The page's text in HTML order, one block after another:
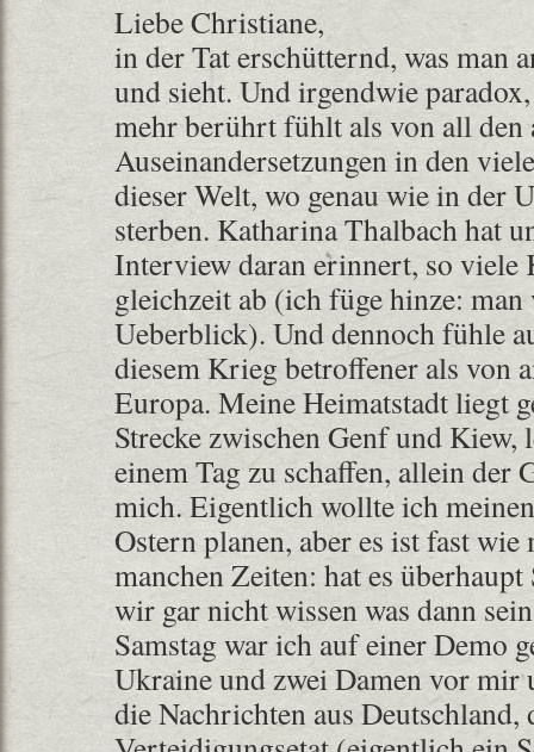
Liebe Christiane,
in der Tat erschütternd, was man
und sieht. Und irgendwie
mehr berührt fühlt als von all den
Auseinandersetzungen in den
dieser Welt, wo genau wie in der
sterben. Katharina Thalbach hat
Interview daran erinnert, so viele
gleichzeit ab (ich füge hinze:
Ueberblick). Und dennoch fühle
diesem Krieg betroffener als von
Europa. Meine Heimatstadt liegt
Strecke zwischen Genf und
einem Tag zu schaffen, allein der
mich. Eigentlich wollte ich
Ostern planen, aber es ist fast
manchen Zeiten: hat es
wir gar nicht wissen was dann
Samstag war ich auf einer Demo
Ukraine und zwei Damen vor mir
die Nachrichten aus Deutschland,